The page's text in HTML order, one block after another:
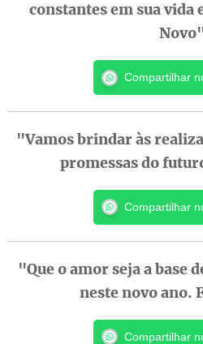
constantes em sua vida
Compartilhar
"Vamos brindar às
promessas do
Compartilhar
"Que o amor seja a base
neste novo ano.
Compartilhar